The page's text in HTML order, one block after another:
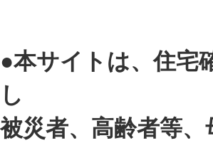
●本サイトは、住宅
し
被災者、高齢者等